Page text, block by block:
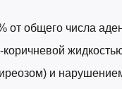
от общего числа
и